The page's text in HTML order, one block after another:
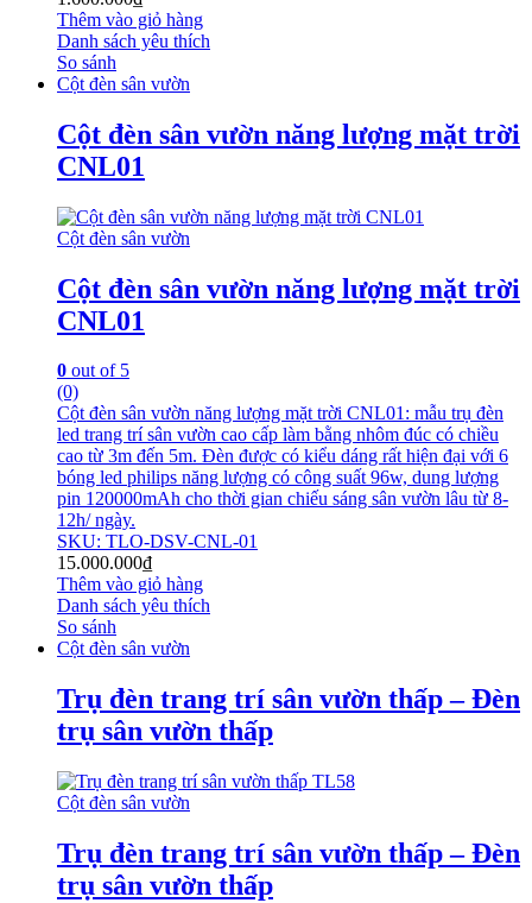
Thêm vào giỏ hàng
Danh sách yêu thích
So sánh
Cột đèn sân vườn
Cột đèn sân vườn năng lượng mặt trời
CNL01
Cột đèn sân vườn
Cột đèn sân vườn năng lượng mặt trời
CNL01
0 out of 5
(0)
Cột đèn sân vườn năng lượng mặt trời CNL01: mẫu trụ đèn
led trang trí sân vườn cao cấp làm bằng nhôm đúc có chiều
cao từ 3m đến 5m. Đèn được có kiểu dáng rất hiện đại với 6
bóng led philips năng lượng có công suất 96w, dung lượng
pin 120000mAh cho thời gian chiếu sáng sân vườn lâu từ 8-
12h/ ngày.
SKU: TLO-DSV-CNL-01
15.000.000₫
Thêm vào giỏ hàng
Danh sách yêu thích
So sánh
Cột đèn sân vườn
Trụ đèn trang trí sân vườn thấp – Đèn
trụ sân vườn thấp
Cột đèn sân vườn
Trụ đèn trang trí sân vườn thấp – Đèn
trụ sân vườn thấp